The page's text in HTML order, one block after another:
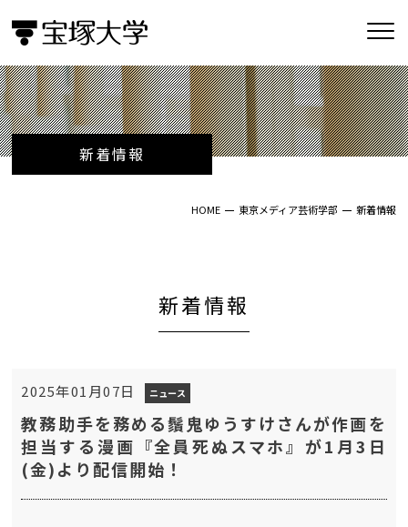
新着情報
HOME 東京メディア芸術学部 新着情報
新着情報
2025年01月07日 ニュース
教務助手を務める鬚鬼ゆうすけさんが作画を
担当する漫画『全員死ぬスマホ』が1月3日
(金)より配信開始！